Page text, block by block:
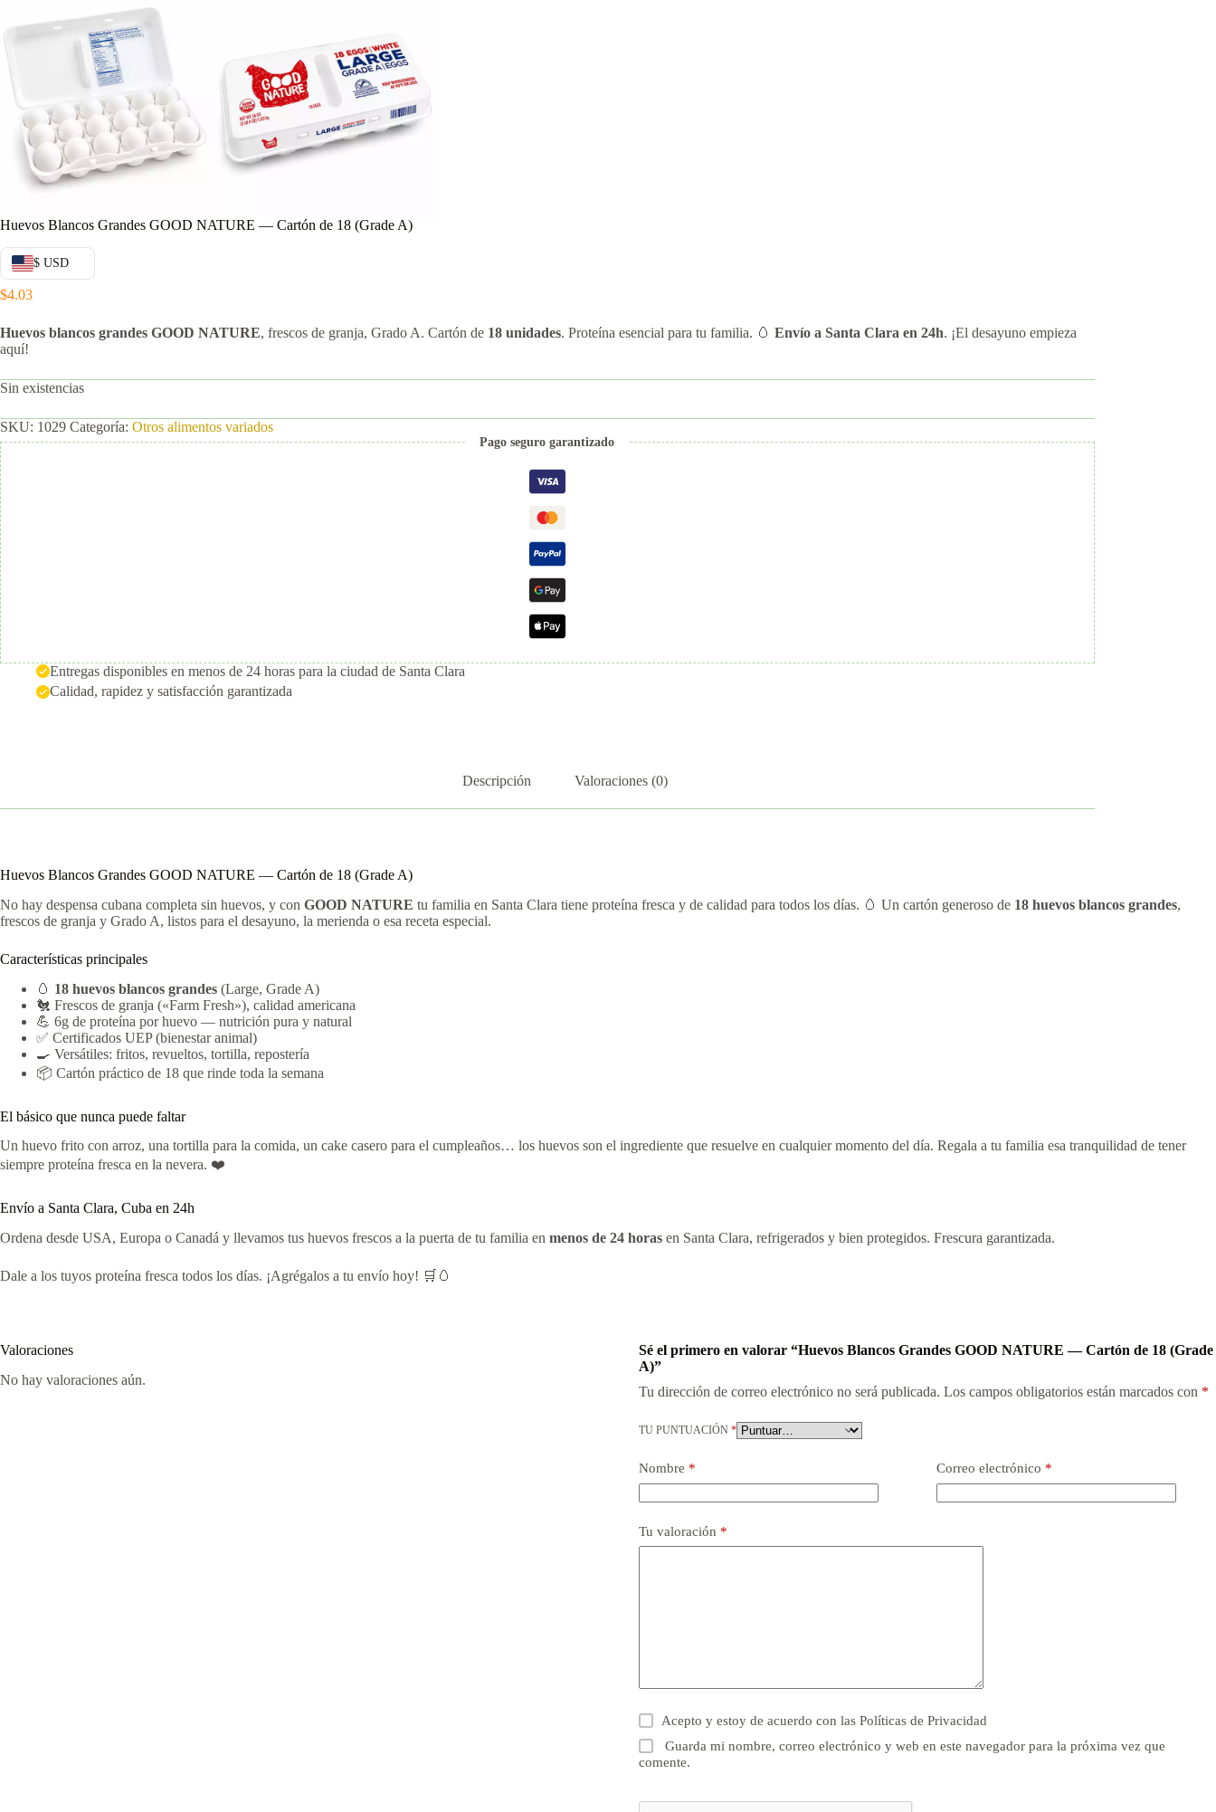
Huevos Blancos Grandes GOOD NATURE — Cartón de 18 (Grade A)
$ USD
$4.03
Huevos blancos grandes GOOD NATURE, frescos de granja, Grado A. Cartón de 18 unidades. Proteína esencial para tu familia. 🥚 Envío a Santa Clara en 24h. ¡El desayuno empieza
aquí!
Sin existencias
SKU: 1029 Categoría: Otros alimentos variados
Pago seguro garantizado
Entregas disponibles en menos de 24 horas para la ciudad de Santa Clara
Calidad, rapidez y satisfacción garantizada
Descripción Valoraciones (0)
Huevos Blancos Grandes GOOD NATURE — Cartón de 18 (Grade A)
No hay despensa cubana completa sin huevos, y con GOOD NATURE tu familia en Santa Clara tiene proteína fresca y de calidad para todos los días. 🥚 Un cartón generoso de 18 huevos blancos grandes,
frescos de granja y Grado A, listos para el desayuno, la merienda o esa receta especial.
Características principales
🥚 18 huevos blancos grandes (Large, Grade A)
🐔 Frescos de granja («Farm Fresh»), calidad americana
💪 6g de proteína por huevo — nutrición pura y natural
✅ Certificados UEP (bienestar animal)
🍳 Versátiles: fritos, revueltos, tortilla, repostería
📦 Cartón práctico de 18 que rinde toda la semana
El básico que nunca puede faltar
Un huevo frito con arroz, una tortilla para la comida, un cake casero para el cumpleaños… los huevos son el ingrediente que resuelve en cualquier momento del día. Regala a tu familia esa tranquilidad de tener
siempre proteína fresca en la nevera. ❤️
Envío a Santa Clara, Cuba en 24h
Ordena desde USA, Europa o Canadá y llevamos tus huevos frescos a la puerta de tu familia en menos de 24 horas en Santa Clara, refrigerados y bien protegidos. Frescura garantizada.
Dale a los tuyos proteína fresca todos los días. ¡Agrégalos a tu envío hoy! 🛒🥚
Valoraciones
No hay valoraciones aún.
Sé el primero en valorar “Huevos Blancos Grandes GOOD NATURE — Cartón de 18 (Grade
A)”
Tu dirección de correo electrónico no será publicada. Los campos obligatorios están marcados con *
TU PUNTUACIÓN *
Nombre * Correo electrónico *
Tu valoración *
Acepto y estoy de acuerdo con las Políticas de Privacidad
Guarda mi nombre, correo electrónico y web en este navegador para la próxima vez que
comente.